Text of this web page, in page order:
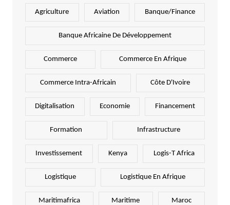
Agriculture Aviation Banque/Finance
Banque Africaine De Développement
Commerce Commerce En Afrique
Commerce Intra-Africain Côte D'Ivoire
Digitalisation Economie Financement
Formation Infrastructure
Investissement Kenya Logis-T Africa
Logistique Logistique En Afrique
Maritimafrica Maritime Maroc